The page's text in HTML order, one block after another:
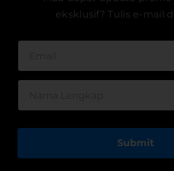
eksklusif? Tulis e-mail
Submit